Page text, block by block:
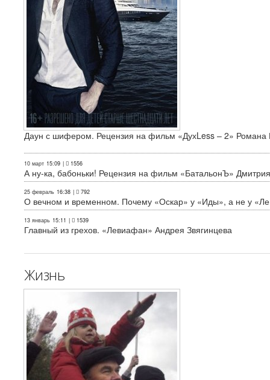
Даун с шифером. Рецензия на фильм «ДухLess – 2» Романа
10 март 15:09 | 1556
А ну-ка, бабоньки! Рецензия на фильм «БатальонЪ»
25 февраль 16:38 | 792
О вечном и временном. Почему «Оскар» у «Иды», а не у
13 январь 15:11 | 1539
Главный из грехов. «Левиафан» Андрея Звягинцева
Жизнь